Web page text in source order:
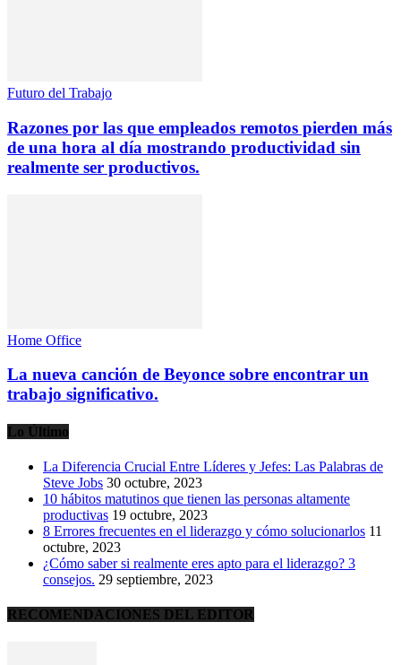
Futuro del Trabajo
Razones por las que empleados remotos pierden más
de una hora al día mostrando productividad sin
realmente ser productivos.
Home Office
La nueva canción de Beyonce sobre encontrar un
trabajo significativo.
Lo Último
La Diferencia Crucial Entre Líderes y Jefes: Las Palabras de
Steve Jobs 30 octubre, 2023
10 hábitos matutinos que tienen las personas altamente
productivas 19 octubre, 2023
8 Errores frecuentes en el liderazgo y cómo solucionarlos 11
octubre, 2023
¿Cómo saber si realmente eres apto para el liderazgo? 3
consejos. 29 septiembre, 2023
RECOMENDACIONES DEL EDITOR